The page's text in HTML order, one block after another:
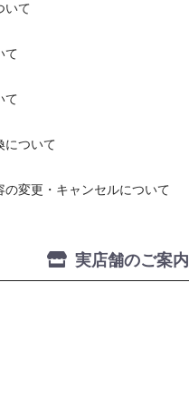
いて
て
て
について
の変更・キャンセルについて
実店舗のご案内